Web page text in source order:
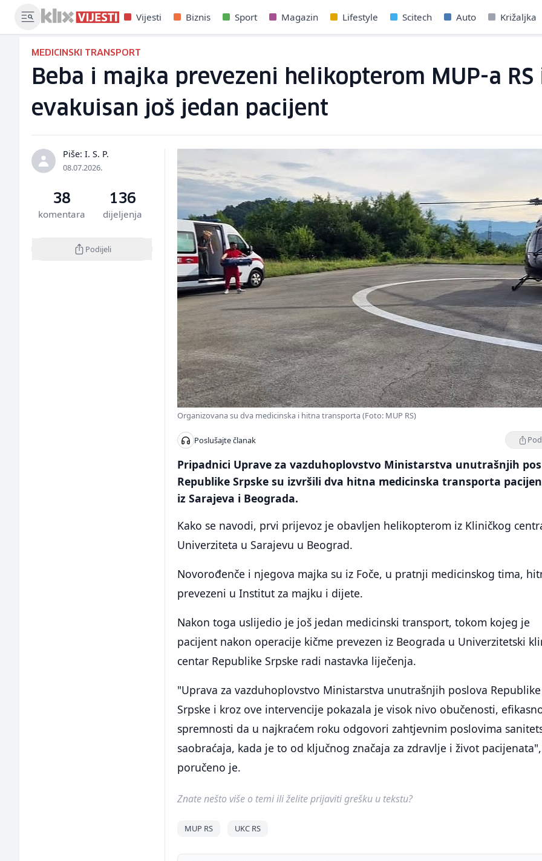
Vijesti Biznis Sport Magazin Lifestyle Scitech Auto Križaljka
MEDICINSKI TRANSPORT
Beba i majka prevezeni helikopterom MUP-a
evakuisan još jedan pacijent
Piše: I. S. P.
08.07.2026.
38
komentara
136
dijeljenja
Podijeli
Organizovana su dva medicinska i hitna transporta (Foto: MUP RS)
Poslušajte članak
Pripadnici Uprave za vazduhoplovstvo Ministarstva unutrašnjih
Republike Srpske su izvršili dva hitna medicinska transporta
iz Sarajeva i Beograda.
Kako se navodi, prvi prijevoz je obavljen helikopterom iz Kliničkog
Univerziteta u Sarajevu u Beograd.
Novorođenče i njegova majka su iz Foče, u pratnji medicinskog tima,
prevezeni u Institut za majku i dijete.
Nakon toga uslijedio je još jedan medicinski transport, tokom kojeg je
pacijent nakon operacije kičme prevezen iz Beograda u Univerzitetski
centar Republike Srpske radi nastavka liječenja.
"Uprava za vazduhoplovstvo Ministarstva unutrašnjih poslova Republike
Srpske i kroz ove intervencije pokazala je visok nivo obučenosti,
spremnosti da u najkraćem roku odgovori zahtjevnim poslovima
saobraćaja, kada je to od ključnog značaja za zdravlje i život pacijenata",
poručeno je.
Znate nešto više o temi ili želite prijaviti grešku u tekstu?
MUP RS UKC RS